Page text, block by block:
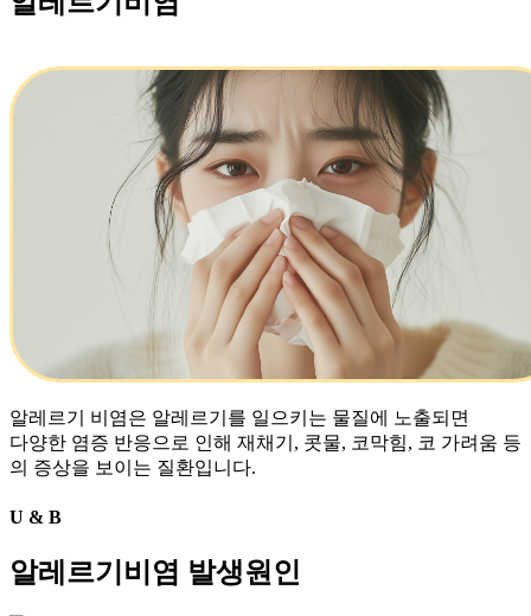
알레르기 비염은 알레르기를 일으키는 물질에 노출되면
다양한 염증 반응으로 인해 재채기, 콧물, 코막힘, 코 가려움 등
의 증상을 보이는 질환입니다.
U & B
알레르기비염 발생원인